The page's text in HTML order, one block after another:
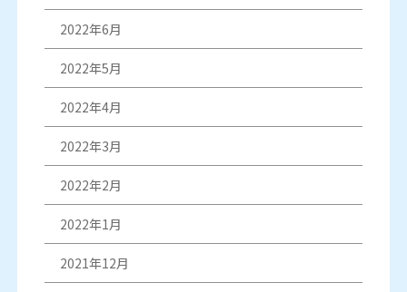
2022年6月
2022年5月
2022年4月
2022年3月
2022年2月
2022年1月
2021年12月